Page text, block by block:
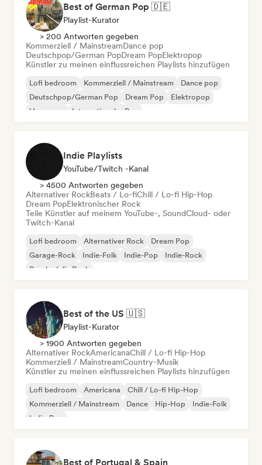
Best of German Pop 🇩🇪
Playlist-Kurator
> 200 Antworten gegeben
Kommerziell / MainstreamDance pop
Deutschpop/German PopDream PopElektropop
Künstler zu meinen einflussreichen Playlists hinzufügen
Lofi bedroom Kommerziell / Mainstream
Dance pop
Deutschpop/German Pop
Dream Pop
Elektropop
Hyperpop
Internationaler Pop
Indie Playlists
YouTube/Twitch -Kanal
> 4500 Antworten gegeben
Alternativer RockBeats / Lo-fiChill / Lo-fi Hip-Hop
Dream PopElektronischer Rock
Teile Künstler auf meinem YouTube-, SoundCloud- oder
Twitch-Kanal
Lofi bedroom Alternativer Rock
Dream Pop
Garage-Rock
Indie-Folk Indie-Pop
Indie-Rock
Psychedelic Rock
Best of the US 🇺🇸
Playlist-Kurator
> 1900 Antworten gegeben
Alternativer RockAmericanaChill / Lo-fi Hip-Hop
Kommerziell / MainstreamCountry-Musik
Künstler zu meinen einflussreichen Playlists hinzufügen
Lofi bedroom Americana
Chill / Lo-fi Hip-Hop
Kommerziell / Mainstream
Dance Hip-Hop
Indie-Folk
Indie-Pop
Best of Portugal & Spain